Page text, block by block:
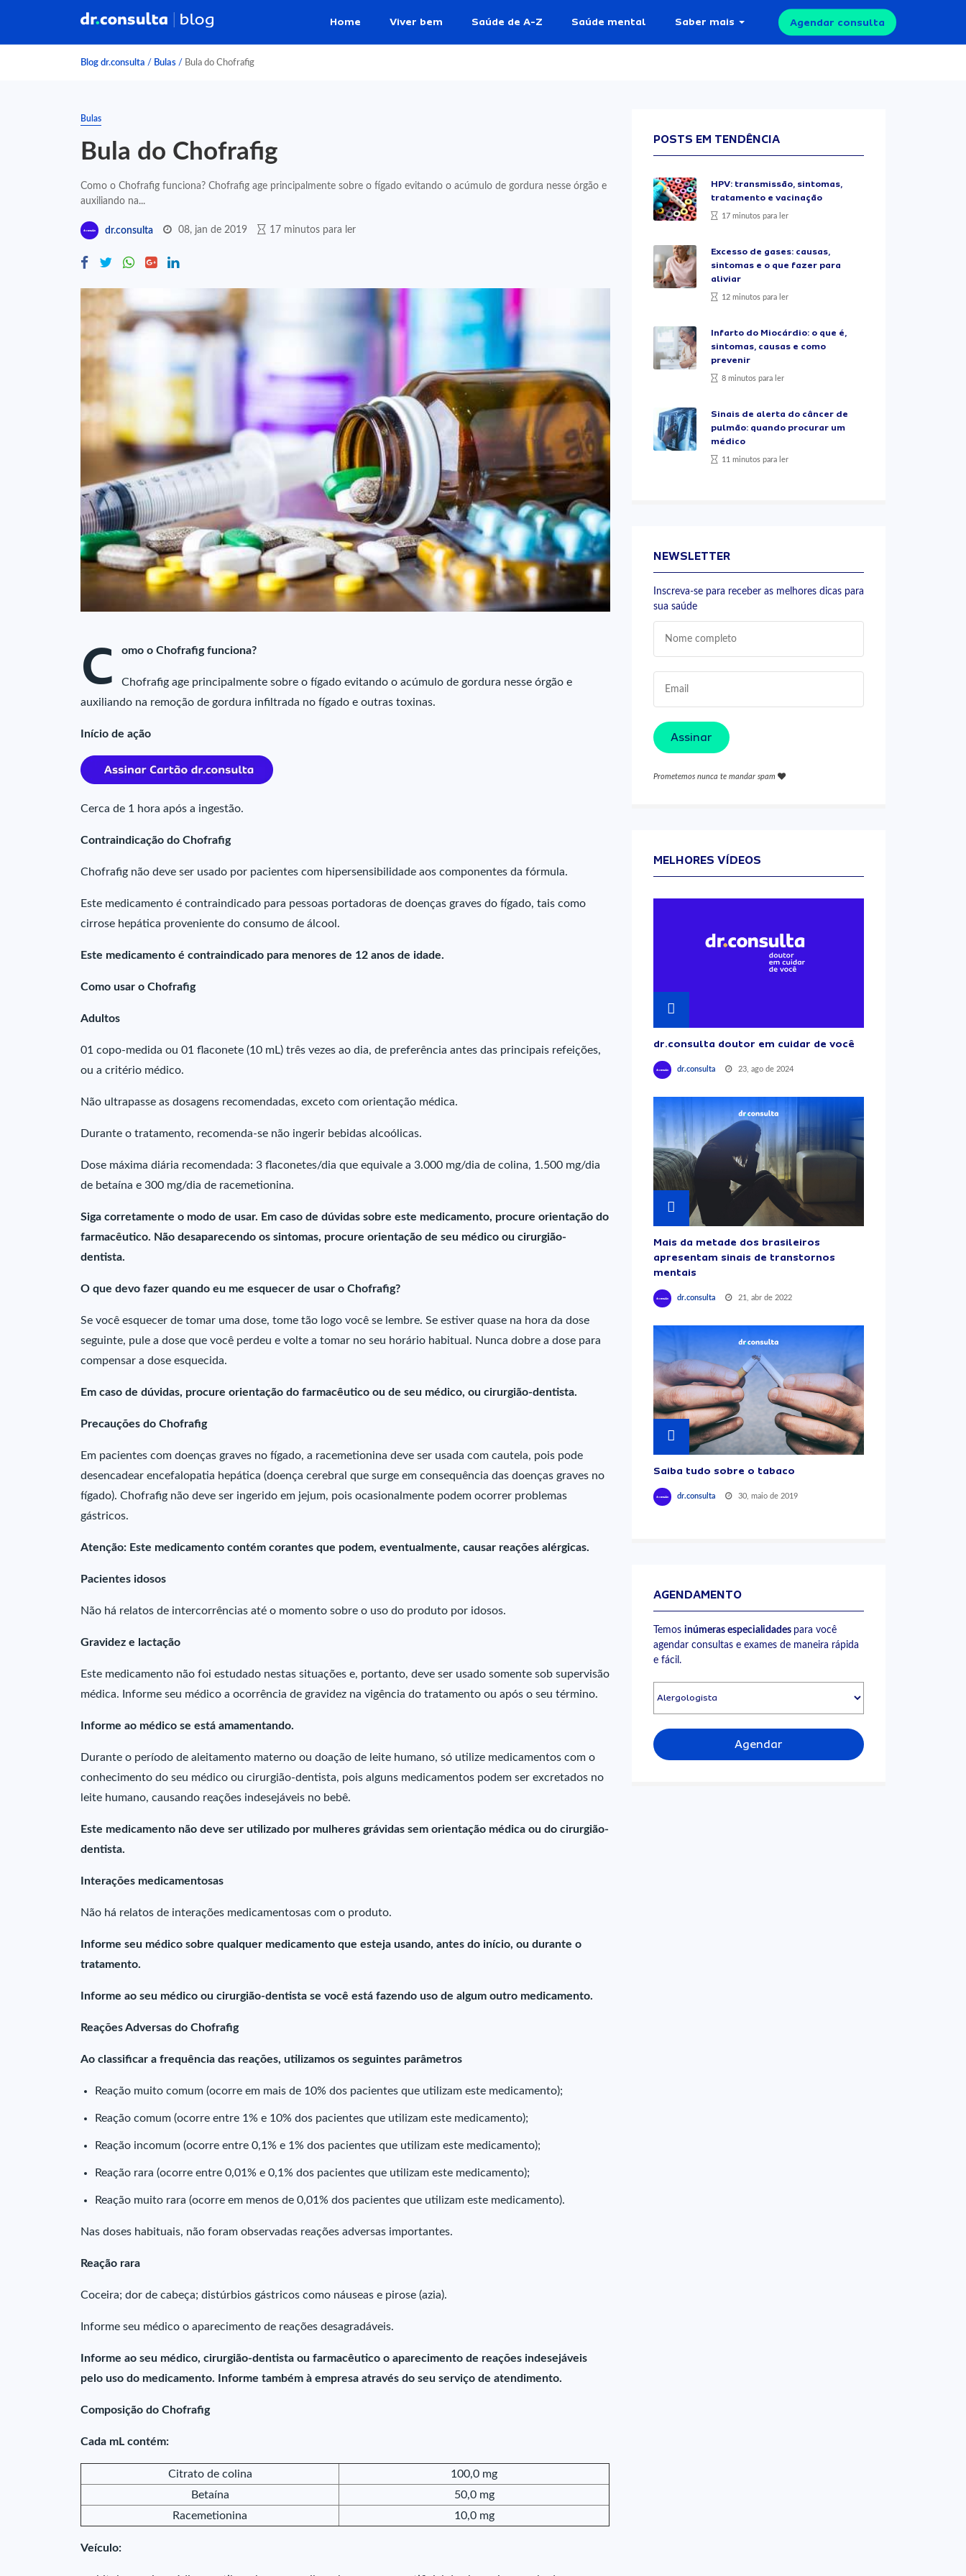
Home Viver bem Saúde de A-Z Saúde mental Saber mais Agendar consulta
Blog dr.consulta / Bulas / Bula do Chofrafig
Bulas
Bula do Chofrafig
Como o Chofrafig funciona? Chofrafig age principalmente sobre o fígado evitando o acúmulo de gordura nesse órgão e
auxiliando na...
dr.consulta 08, jan de 2019 17 minutos para ler
C omo o Chofrafig funciona?
Chofrafig age principalmente sobre o fígado evitando o acúmulo de gordura nesse órgão e
auxiliando na remoção de gordura infiltrada no fígado e outras toxinas.
Início de ação
Cerca de 1 hora após a ingestão.
Contraindicação do Chofrafig
Chofrafig não deve ser usado por pacientes com hipersensibilidade aos componentes da fórmula.
Este medicamento é contraindicado para pessoas portadoras de doenças graves do fígado, tais como
cirrose hepática proveniente do consumo de álcool.
Este medicamento é contraindicado para menores de 12 anos de idade.
Como usar o Chofrafig
Adultos
01 copo-medida ou 01 flaconete (10 mL) três vezes ao dia, de preferência antes das principais refeições,
ou a critério médico.
Não ultrapasse as dosagens recomendadas, exceto com orientação médica.
Durante o tratamento, recomenda-se não ingerir bebidas alcoólicas.
Dose máxima diária recomendada: 3 flaconetes/dia que equivale a 3.000 mg/dia de colina, 1.500 mg/dia
de betaína e 300 mg/dia de racemetionina.
Siga corretamente o modo de usar. Em caso de dúvidas sobre este medicamento, procure orientação do
farmacêutico. Não desaparecendo os sintomas, procure orientação de seu médico ou cirurgião-
dentista.
O que devo fazer quando eu me esquecer de usar o Chofrafig?
Se você esquecer de tomar uma dose, tome tão logo você se lembre. Se estiver quase na hora da dose
seguinte, pule a dose que você perdeu e volte a tomar no seu horário habitual. Nunca dobre a dose para
compensar a dose esquecida.
Em caso de dúvidas, procure orientação do farmacêutico ou de seu médico, ou cirurgião-dentista.
Precauções do Chofrafig
Em pacientes com doenças graves no fígado, a racemetionina deve ser usada com cautela, pois pode
desencadear encefalopatia hepática (doença cerebral que surge em consequência das doenças graves no
fígado). Chofrafig não deve ser ingerido em jejum, pois ocasionalmente podem ocorrer problemas
gástricos.
Atenção: Este medicamento contém corantes que podem, eventualmente, causar reações alérgicas.
Pacientes idosos
Não há relatos de intercorrências até o momento sobre o uso do produto por idosos.
Gravidez e lactação
Este medicamento não foi estudado nestas situações e, portanto, deve ser usado somente sob supervisão
médica. Informe seu médico a ocorrência de gravidez na vigência do tratamento ou após o seu término.
Informe ao médico se está amamentando.
Durante o período de aleitamento materno ou doação de leite humano, só utilize medicamentos com o
conhecimento do seu médico ou cirurgião-dentista, pois alguns medicamentos podem ser excretados no
leite humano, causando reações indesejáveis no bebê.
Este medicamento não deve ser utilizado por mulheres grávidas sem orientação médica ou do cirurgião-
dentista.
Interações medicamentosas
Não há relatos de interações medicamentosas com o produto.
Informe seu médico sobre qualquer medicamento que esteja usando, antes do início, ou durante o
tratamento.
Informe ao seu médico ou cirurgião-dentista se você está fazendo uso de algum outro medicamento.
Reações Adversas do Chofrafig
Ao classificar a frequência das reações, utilizamos os seguintes parâmetros
Reação muito comum (ocorre em mais de 10% dos pacientes que utilizam este medicamento);
Reação comum (ocorre entre 1% e 10% dos pacientes que utilizam este medicamento);
Reação incomum (ocorre entre 0,1% e 1% dos pacientes que utilizam este medicamento);
Reação rara (ocorre entre 0,01% e 0,1% dos pacientes que utilizam este medicamento);
Reação muito rara (ocorre em menos de 0,01% dos pacientes que utilizam este medicamento).
Nas doses habituais, não foram observadas reações adversas importantes.
Reação rara
Coceira; dor de cabeça; distúrbios gástricos como náuseas e pirose (azia).
Informe seu médico o aparecimento de reações desagradáveis.
Informe ao seu médico, cirurgião-dentista ou farmacêutico o aparecimento de reações indesejáveis
pelo uso do medicamento. Informe também à empresa através do seu serviço de atendimento.
Composição do Chofrafig
Cada mL contém:
Citrato de colina
100,0 mg
Betaína
50,0 mg
Racemetionina
10,0 mg
Veículo:
POSTS EM TENDÊNCIA
HPV: transmissão, sintomas,
tratamento e vacinação
17 minutos para ler
Excesso de gases: causas,
sintomas e o que fazer para
aliviar
12 minutos para ler
Infarto do Miocárdio: o que é,
sintomas, causas e como
prevenir
8 minutos para ler
Sinais de alerta do câncer de
pulmão: quando procurar um
médico
11 minutos para ler
NEWSLETTER
Inscreva-se para receber as melhores dicas para
sua saúde
Assinar
Prometemos nunca te mandar spam
MELHORES VÍDEOS
dr.consulta doutor em cuidar de você
dr.consulta 23, ago de 2024
Mais da metade dos brasileiros
apresentam sinais de transtornos
mentais
dr.consulta 21, abr de 2022
Saiba tudo sobre o tabaco
dr.consulta 30, maio de 2019
AGENDAMENTO
Temos inúmeras especialidades para você
agendar consultas e exames de maneira rápida
e fácil.
Agendar